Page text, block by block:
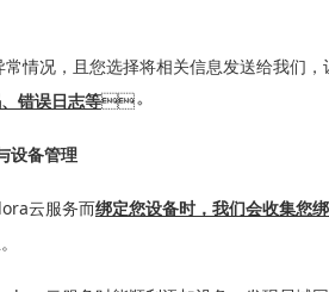
常情况，且您选择将相关信息发送给我们
、错误日志等。
设备管理
云服务而绑定您设备时，我们会收集您绑